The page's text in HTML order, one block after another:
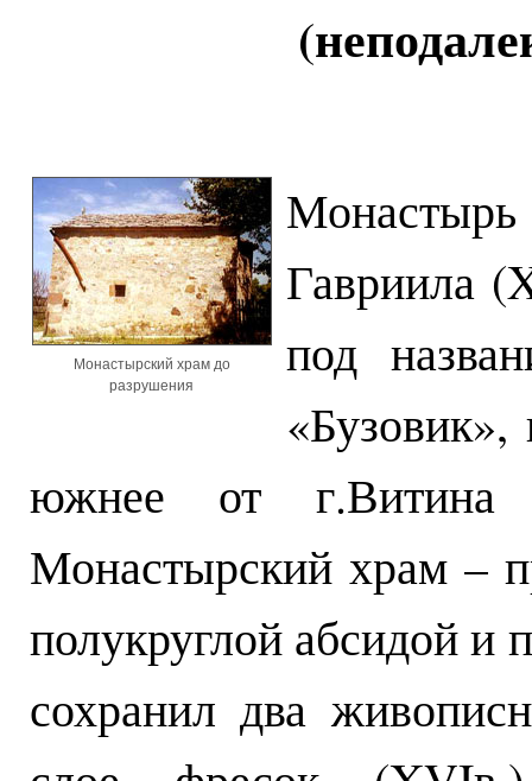
Монастырский храм до
разрушения
Гавриила
под
южнее от
Монастырский храм –
полукруглой абсидой и
сохранил два